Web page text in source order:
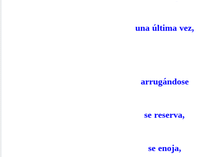
una última vez,
arrugándose
se reserva,
se enoja,